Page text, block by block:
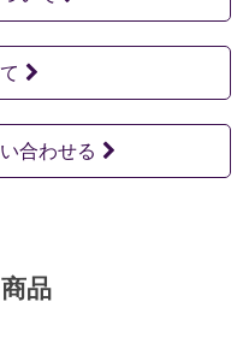
合わせる
品